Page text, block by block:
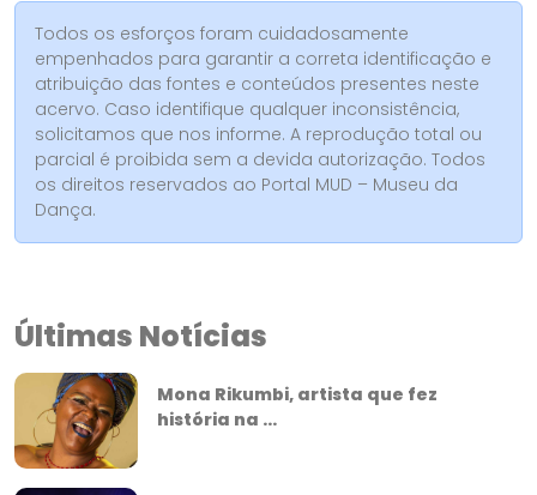
Todos os esforços foram cuidadosamente
empenhados para garantir a correta identificação e
atribuição das fontes e conteúdos presentes neste
acervo. Caso identifique qualquer inconsistência,
solicitamos que nos informe. A reprodução total ou
parcial é proibida sem a devida autorização. Todos
os direitos reservados ao Portal MUD – Museu da
Dança.
Últimas Notícias
Mona Rikumbi, artista que fez
história na ...